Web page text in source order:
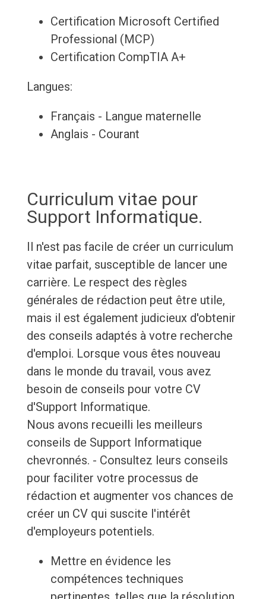
Certification Microsoft Certified
Professional (MCP)
Certification CompTIA A+
Langues:
Français - Langue maternelle
Anglais - Courant
Curriculum vitae pour
Support Informatique.
Il n'est pas facile de créer un curriculum
vitae parfait, susceptible de lancer une
carrière. Le respect des règles
générales de rédaction peut être utile,
mais il est également judicieux d'obtenir
des conseils adaptés à votre recherche
d'emploi. Lorsque vous êtes nouveau
dans le monde du travail, vous avez
besoin de conseils pour votre CV
d'Support Informatique.
Nous avons recueilli les meilleurs
conseils de Support Informatique
chevronnés. - Consultez leurs conseils
pour faciliter votre processus de
rédaction et augmenter vos chances de
créer un CV qui suscite l'intérêt
d'employeurs potentiels.
Mettre en évidence les
compétences techniques